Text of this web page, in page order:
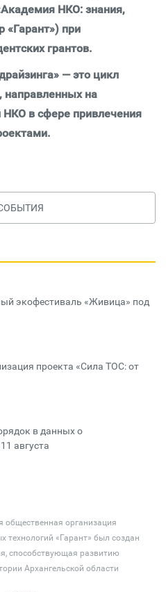
НКО: знания,
«Гарант») при
грантов.
— это цикл
на
в сфере привлечения
экофестиваль «Живица» под
проекта «Сила ТОС: от
в данных о
августа
общественная организация
технологий «Гарант» был создан
способствующая развитию
Архангельской области